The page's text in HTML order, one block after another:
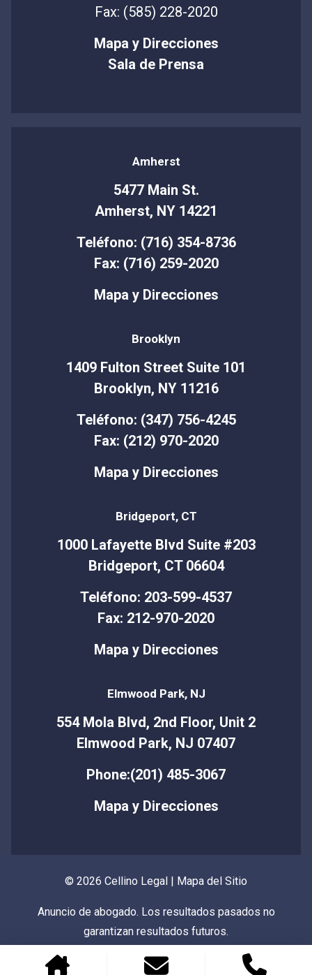
Fax: (585) 228-2020
Mapa y Direcciones
Sala de Prensa
Amherst
5477 Main St.
Amherst, NY 14221
Teléfono: (716) 354-8736
Fax: (716) 259-2020
Mapa y Direcciones
Brooklyn
1409 Fulton Street Suite 101
Brooklyn, NY 11216
Teléfono: (347) 756-4245
Fax: (212) 970-2020
Mapa y Direcciones
Bridgeport, CT
1000 Lafayette Blvd Suite #203
Bridgeport, CT 06604
Teléfono: 203-599-4537
Fax: 212-970-2020
Mapa y Direcciones
Elmwood Park, NJ
554 Mola Blvd, 2nd Floor, Unit 2
Elmwood Park, NJ 07407
Phone:(201) 485-3067
Mapa y Direcciones
© 2026 Cellino Legal | Mapa del Sitio
Anuncio de abogado. Los resultados pasados no
garantizan resultados futuros.